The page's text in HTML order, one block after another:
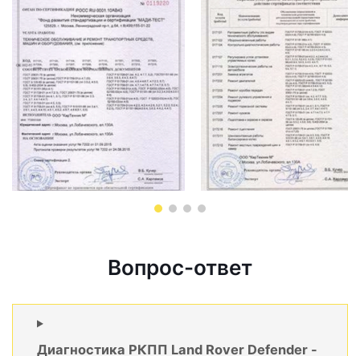
Вопрос-ответ
Диагностика РКПП Land Rover Defender -